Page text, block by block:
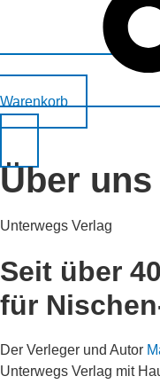
Warenkorb
Über uns
Unterwegs Verlag
Seit über
für
Der Verleger und Autor
Unterwegs Verlag mit